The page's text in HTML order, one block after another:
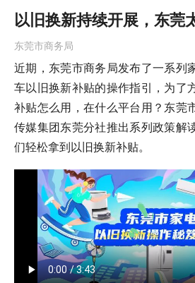
以旧换新持续开展，东莞
东莞市商务局
近期，东莞市商务局发布了一系列
车以旧换新补贴的操作指引，为了
补贴怎么用，在什么平台用？东莞
传媒集团东莞分社推出系列政策解
们轻松拿到以旧换新补贴。